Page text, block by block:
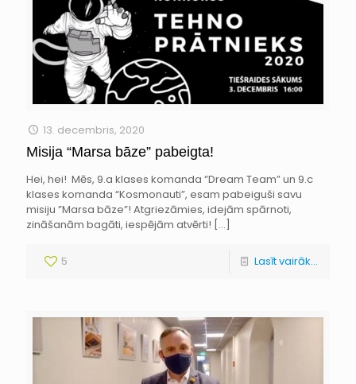
13. decembris, 2020
Misija “Marsa bāze” pabeigta!
Hei, hei! Mēs, 9.a klases komanda “Dream Team” un 9.c
klases komanda “Kosmonauti”, esam pabeiguši savu
misiju ”Marsa bāze”! Atgriezāmies, idejām spārnoti,
zināšanām bagāti, iespējām atvērti! […]
5 Lasīt vairāk...